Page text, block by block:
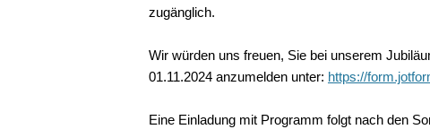
zugänglich.
Wir würden uns freuen, Sie bei unserem
01.11.2024 anzumelden unter: https://
Eine Einladung mit Programm folgt nach den